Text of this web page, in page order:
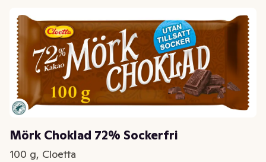
Mörk Choklad 72% Sockerfri
100 g, Cloetta